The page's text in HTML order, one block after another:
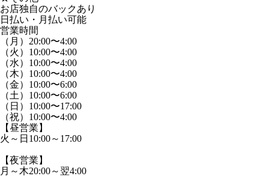
お店独自のバックあり
日払い・月払い可能
営業時間
（月）20:00〜4:00
（火）10:00〜4:00
（水）10:00〜4:00
（木）10:00〜4:00
（金）10:00〜6:00
（土）10:00〜6:00
（日）10:00〜17:00
（祝）10:00〜4:00
【昼営業】
火～日10:00～17:00
【夜営業】
月～木20:00～翌4:00